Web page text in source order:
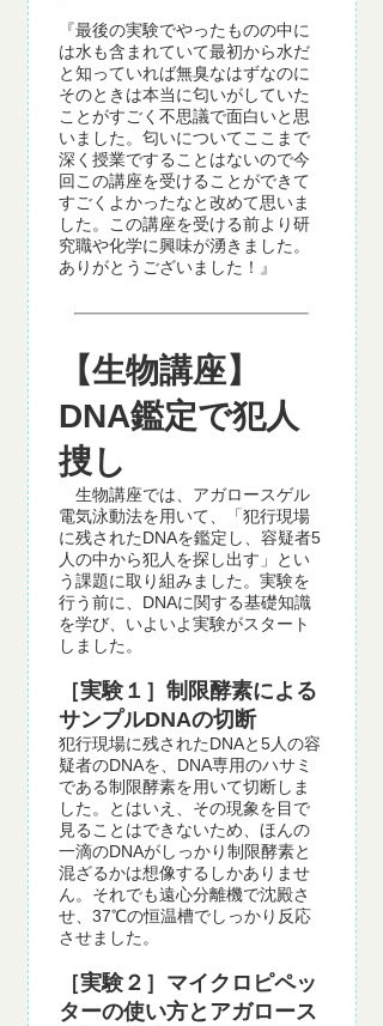
『最後の実験でやったものの中に
は水も含まれていて最初から水だ
と知っていれば無臭なはずなのに
そのときは本当に匂いがしていた
ことがすごく不思議で面白いと思
いました。匂いについてここまで
深く授業ですることはないので今
回この講座を受けることができて
すごくよかったなと改めて思いま
した。この講座を受ける前より研
究職や化学に興味が湧きました。
ありがとうございました！』
【生物講座】
DNA鑑定で犯人
捜し
生物講座では、アガロースゲル
電気泳動法を用いて、「犯行現場
に残されたDNAを鑑定し、容疑者5
人の中から犯人を探し出す」とい
う課題に取り組みました。実験を
行う前に、DNAに関する基礎知識
を学び、いよいよ実験がスタート
しました。
［実験１］制限酵素による
サンプルDNAの切断
犯行現場に残されたDNAと5人の容
疑者のDNAを、DNA専用のハサミ
である制限酵素を用いて切断しま
した。とはいえ、その現象を目で
見ることはできないため、ほんの
一滴のDNAがしっかり制限酵素と
混ざるかは想像するしかありませ
ん。それでも遠心分離機で沈殿さ
せ、37℃の恒温槽でしっかり反応
させました。
［実験２］マイクロピペッ
ターの使い方とアガロース